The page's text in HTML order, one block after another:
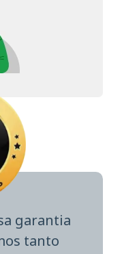
garantia
tanto